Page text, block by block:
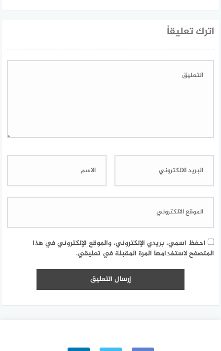
اترك تعليقاً
احفظ اسمي، بريدي الإلكتروني، والموقع الإلكتروني في هذا
المتصفح لاستخدامها المرة المقبلة في تعليقي.